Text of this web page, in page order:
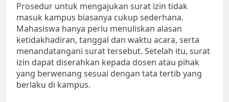
Prosedur untuk mengajukan surat izin tidak
masuk kampus biasanya cukup sederhana.
Mahasiswa hanya perlu menuliskan alasan
ketidakhadiran, tanggal dan waktu acara, serta
menandatangani surat tersebut. Setelah itu, surat
izin dapat diserahkan kepada dosen atau pihak
yang berwenang sesuai dengan tata tertib yang
berlaku di kampus.